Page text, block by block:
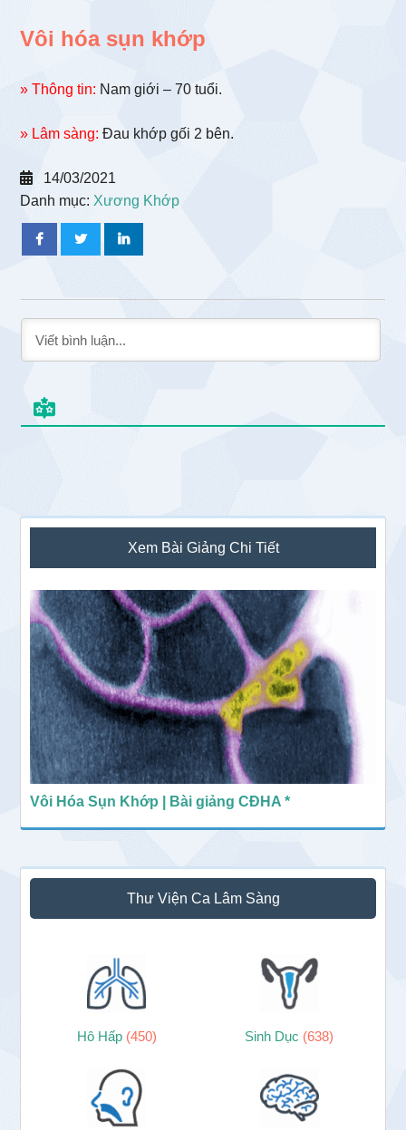
Vôi hóa sụn khớp
» Thông tin: Nam giới – 70 tuổi.
» Lâm sàng: Đau khớp gối 2 bên.
14/03/2021
Danh mục: Xương Khớp
Sidebar
chính
Xem Bài Giảng Chi Tiết
Vôi Hóa Sụn Khớp | Bài giảng CĐHA *
Thư Viện Ca Lâm Sàng
Hô Hấp (450) Sinh Dục (638)